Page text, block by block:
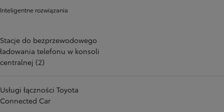
Inteligentne rozwiązania
Stacje do bezprzewodowego
ładowania telefonu w konsoli
centralnej (2)
Usługi łączności Toyota
Connected Car